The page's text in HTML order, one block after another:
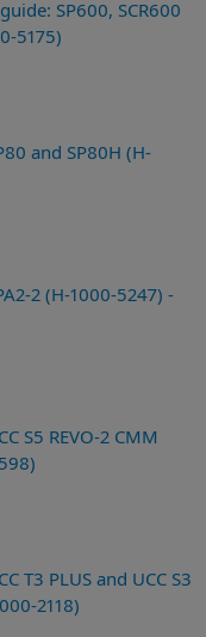
SP600, SCR600
5175)
and SP80H (H-
2 (H-1000-5247) -
S5 REVO-2 CMM
T3 PLUS and UCC S3
2118)